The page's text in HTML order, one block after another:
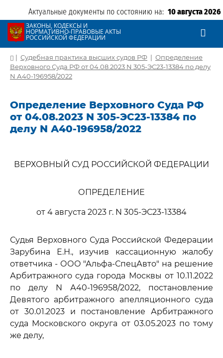
Актуальные документы по состоянию на: 10 августа 2026
ЗАКОНЫ, КОДЕКСЫ И
НОРМАТИВНО-ПРАВОВЫЕ АКТЫ
РОССИЙСКОЙ ФЕДЕРАЦИИ
| Судебная практика высших судов РФ | Определение
Верховного Суда РФ от 04.08.2023 N 305-ЭС23-13384 по делу
N А40-196958/2022
Определение Верховного Суда РФ
от 04.08.2023 N 305-ЭС23-13384 по
делу N А40-196958/2022
ВЕРХОВНЫЙ СУД РОССИЙСКОЙ ФЕДЕРАЦИИ
ОПРЕДЕЛЕНИЕ
от 4 августа 2023 г. N 305-ЭС23-13384
Судья Верховного Суда Российской Федерации
Зарубина Е.Н., изучив кассационную жалобу
ответчика - ООО "Альфа-СпецАвто" на решение
Арбитражного суда города Москвы от 10.11.2022
по делу N А40-196958/2022, постановление
Девятого арбитражного апелляционного суда
от 30.01.2023 и постановление Арбитражного
суда Московского округа от 03.05.2023 по тому
же делу,